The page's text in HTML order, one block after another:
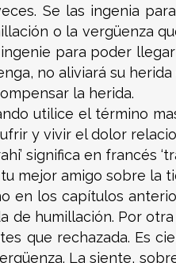
Se las ingenia
o la vergüenza
para poder
no aliviará su
la herida.
utilice el término
y vivir el dolor
significa en francés
mejor amigo sobre la
en los capítulos
de humillación. Por
que rechazada. Es
La siente,